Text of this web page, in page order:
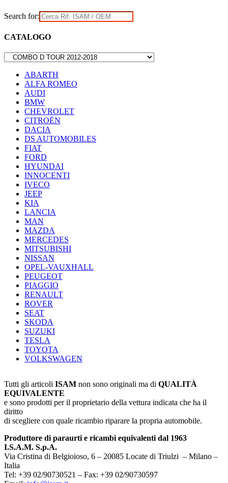
Search for:
CATALOGO
ABARTH
ALFA ROMEO
AUDI
BMW
CHEVROLET
CITROËN
DACIA
DS AUTOMOBILES
FIAT
FORD
HYUNDAI
INNOCENTI
IVECO
JEEP
KIA
LANCIA
MAN
MAZDA
MERCEDES
MITSUBISHI
NISSAN
OPEL-VAUXHALL
PEUGEOT
PIAGGIO
RENAULT
ROVER
SEAT
SKODA
SUZUKI
TESLA
TOYOTA
VOLKSWAGEN
Tutti gli articoli ISAM non sono originali ma di QUALITÀ
EQUIVALENTE
e sono prodotti per il proprietario della vettura indicata che ha il
diritto
di scegliere con quale ricambio riparare la propria automobile.
Produttore di paraurti e ricambi equivalenti dal 1963
I.S.A.M. S.p.A.
Via Cristina di Belgioioso, 6 – 20085 Locate di Triulzi – Milano –
Italia
Tel: +39 02/90730521 – Fax: +39 02/90730597